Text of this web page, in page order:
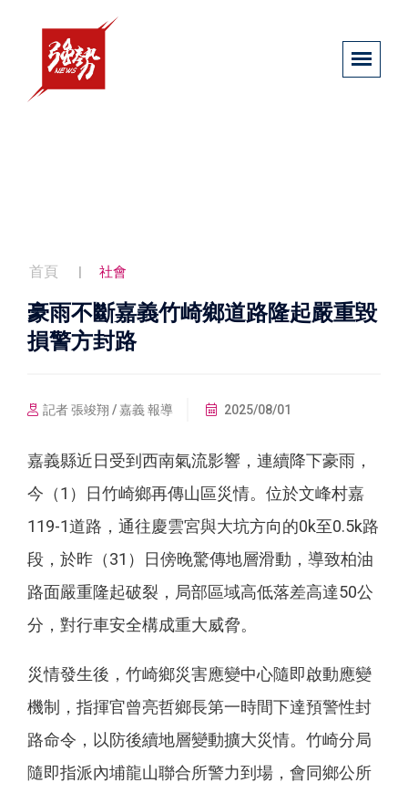
首頁 社會
豪雨不斷嘉義竹崎鄉道路隆起嚴重毀
損警方封路
記者 張竣翔 / 嘉義 報導 2025/08/01
嘉義縣近日受到西南氣流影響，連續降下豪雨，
今（1）日竹崎鄉再傳山區災情。位於文峰村嘉
119-1道路，通往慶雲宮與大坑方向的0k至0.5k路
段，於昨（31）日傍晚驚傳地層滑動，導致柏油
路面嚴重隆起破裂，局部區域高低落差高達50公
分，對行車安全構成重大威脅。
災情發生後，竹崎鄉災害應變中心隨即啟動應變
機制，指揮官曾亮哲鄉長第一時間下達預警性封
路命令，以防後續地層變動擴大災情。竹崎分局
隨即指派內埔龍山聯合所警力到場，會同鄉公所